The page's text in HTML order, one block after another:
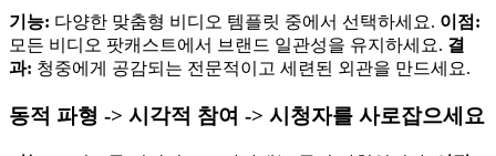
기능: 다양한 맞춤형 비디오 템플릿 중에서 선택하세요. 이점:
모든 비디오 팟캐스트에서 브랜드 일관성을 유지하세요. 결
과: 청중에게 공감되는 전문적이고 세련된 외관을 만드세요.
동적 파형 -> 시각적 참여 -> 시청자를 사로잡으세요